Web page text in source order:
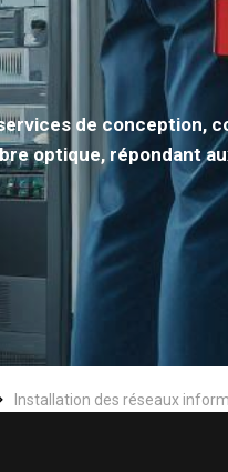
de conception,
optique, répondant
Installation des réseaux